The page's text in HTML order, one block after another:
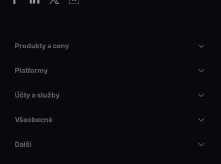
Produkty a ceny
Platformy
Účty a služby
Všeobecné
Další